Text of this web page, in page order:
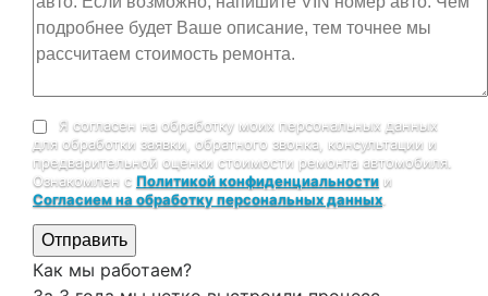
Я согласен на обработку моих персональных данных
для обработки заявки, обратного звонка, консультации и
предварительной оценки стоимости ремонта автомобиля.
Ознакомлен с Политикой конфиденциальности и
Согласием на обработку персональных данных
Отправить
Как мы работаем?